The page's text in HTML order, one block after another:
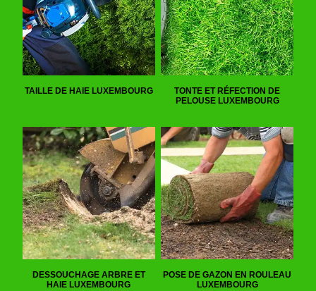
TAILLE DE HAIE LUXEMBOURG
TONTE ET RÉFECTION DE
PELOUSE LUXEMBOURG
DESSOUCHAGE ARBRE ET
HAIE LUXEMBOURG
POSE DE GAZON EN ROULEAU
LUXEMBOURG